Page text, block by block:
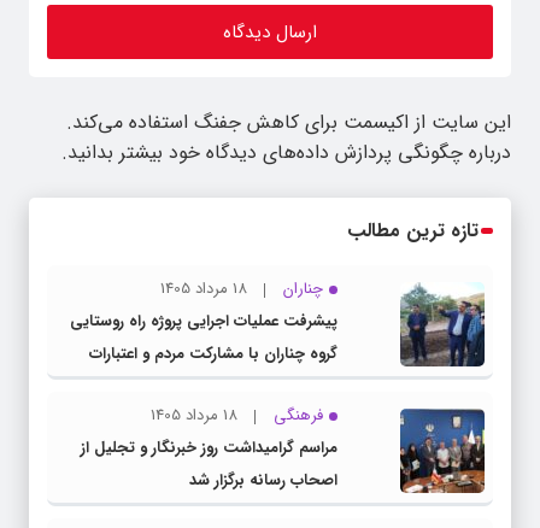
این سایت از اکیسمت برای کاهش جفنگ استفاده می‌کند.
درباره چگونگی پردازش داده‌های دیدگاه خود بیشتر بدانید.
تازه ترین مطالب
چناران
18 مرداد 1405
پیشرفت عملیات اجرایی پروژه راه روستایی
گروه چناران با مشارکت مردم و اعتبارات
دولتی
فرهنگی
18 مرداد 1405
مراسم گرامیداشت روز خبرنگار و تجلیل از
اصحاب رسانه برگزار شد